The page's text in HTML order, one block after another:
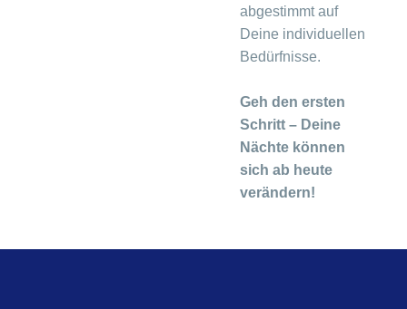
abgestimmt auf
Deine individuellen
Bedürfnisse.
Geh den ersten
Schritt – Deine
Nächte können
sich ab heute
verändern!